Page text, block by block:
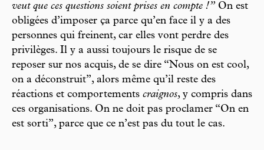
veut que ces questions soient prises en compte !” On est
obligées d’imposer ça parce qu’en face il y a des
personnes qui freinent, car elles vont perdre des
privilèges. Il y a aussi toujours le risque de se
reposer sur nos acquis, de se dire “Nous on est cool,
on a déconstruit”, alors même qu’il reste des
réactions et comportements craignos, y compris dans
ces organisations. On ne doit pas proclamer “On en
est sorti”, parce que ce n’est pas du tout le cas.